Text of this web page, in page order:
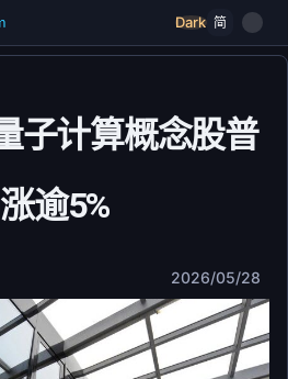
Dark 简
子计算概念股普
逾5%
2026/05/28